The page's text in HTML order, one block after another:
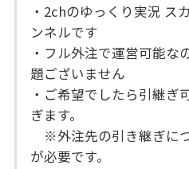
・2chのゆっくり実況 ス
ンネルです
・フル外注で運営可能な
題ございません
・ご希望でしたら引継ぎ
ぎます。
※外注先の引き継ぎに
が必要です。